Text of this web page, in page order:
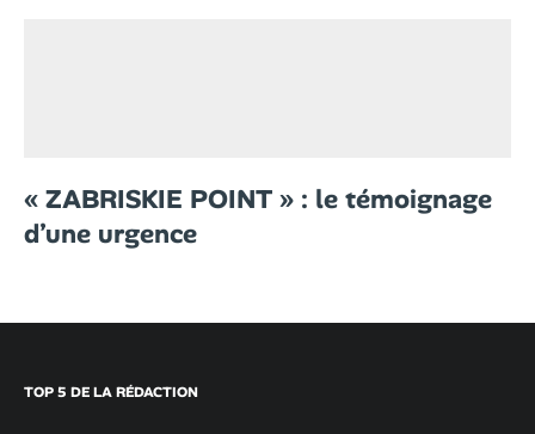
« ZABRISKIE POINT » : le témoignage
d’une urgence
TOP 5 DE LA RÉDACTION